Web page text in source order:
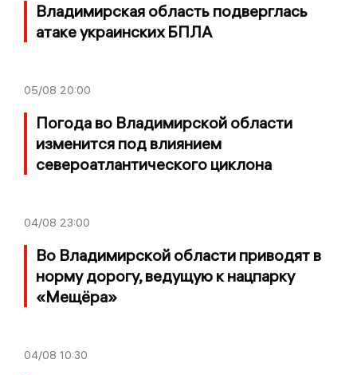
Владимирская область подверглась
атаке украинских БПЛА
05/08 20:00
Погода во Владимирской области
изменится под влиянием
североатлантического циклона
04/08 23:00
Во Владимирской области приводят в
норму дорогу, ведущую к нацпарку
«Мещёра»
04/08 10:30